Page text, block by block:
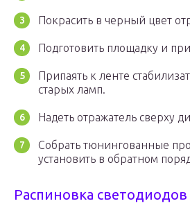
Покрасить в черный цвет
Подготовить площадку и
Припаять к ленте
старых ламп.
Надеть отражатель сверху
Собрать тюнингованные
установить в обратном
Распиновка светодиодов